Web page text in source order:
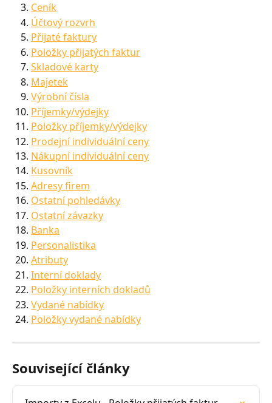
Ceník
Účtový rozvrh
Přijaté faktury
Položky přijatých faktur
Skladové karty
Majetek
Výrobní čísla
Příjemky/výdejky
Položky příjemky/výdejky
Prodejní individuální ceny
Nákupní individuální ceny
Kusovník
Adresy firem
Ostatní pohledávky
Ostatní závazky
Banka
Personalistika
Atributy
Interní doklady
Položky interních dokladů
Vydané nabídky
Položky vydané nabídky
Související články